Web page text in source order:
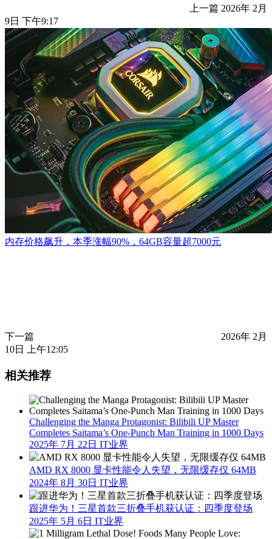
上一篇 2026年 2月
9日 下午9:17
内存价格飙升，本季涨幅90%，64GB容量超7000元
下一篇
2026年 2月
10日 上午12:05
相关推荐
Challenging the Manga Protagonist: Bilibili UP Master
Completes Saitama’s One-Punch Man Training in 1000 Days
2025年 7月 22日 IT业界
AMD RX 8000 显卡性能令人失望，无限缓存仅 64MB
2024年 8月 30日 IT业界
跟进华为！三星首款三折叠手机获认证：四季度登场
2025年 5月 6日 IT业界